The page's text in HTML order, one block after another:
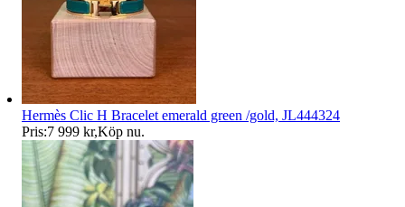
Hermès Clic H Bracelet emerald green /gold, JL444324
Pris:7 999 kr,Köp nu.